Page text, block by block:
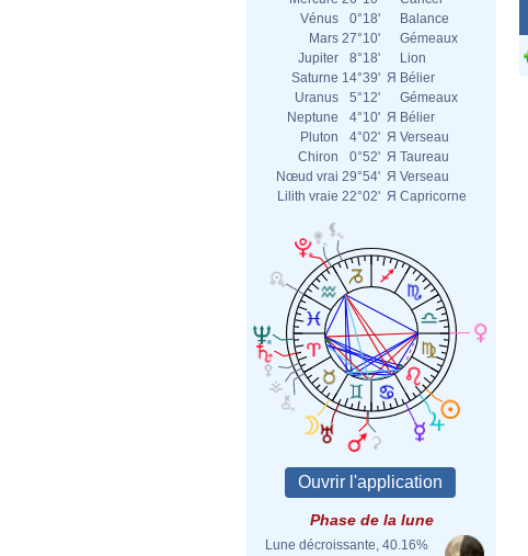
Vénus
0°18'
Balance
Mars 27°10'
Gémeaux
Jupiter
8°18'
Lion
Saturne 14°39' Я Bélier
Uranus
5°12'
Gémeaux
Neptune
4°10' Я Bélier
Pluton
4°02' Я Verseau
Chiron
0°52' Я Taureau
Nœud vrai 29°54' Я Verseau
Lilith vraie 22°02' Я Capricorne
Phase de la lune
Lune décroissante, 40.16%